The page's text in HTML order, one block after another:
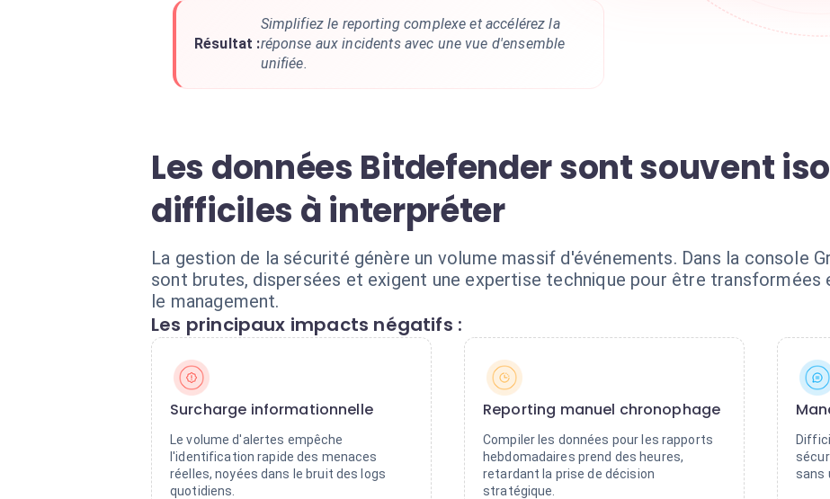
Résultat :
Simplifiez le reporting complexe et accélérez la
réponse aux incidents avec une vue d'ensemble
unifiée.
Les données Bitdefender sont souvent
difficiles à interpréter
La gestion de la sécurité génère un volume massif d'événements. Dans la console
sont brutes, dispersées et exigent une expertise technique pour être transformées
le management.
Les principaux impacts négatifs :
Surcharge informationnelle
Le volume d'alertes empêche
l'identification rapide des menaces
réelles, noyées dans le bruit des logs
quotidiens.
Reporting manuel chronophage
Compiler les données pour les rapports
hebdomadaires prend des heures,
retardant la prise de décision
stratégique.
sans